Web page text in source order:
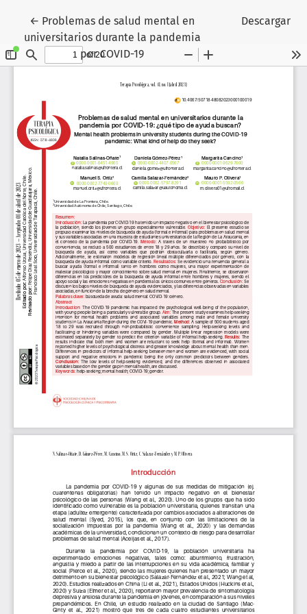
← Volver a los detalles del artículo
Problemas de salud mental en
universitarios durante la pandemia
por COVID-19
Descargar